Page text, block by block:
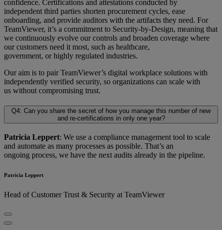
confidence. Certifications and attestations conducted by
independent third parties shorten procurement cycles, ease
onboarding, and provide auditors with the artifacts they need. For
TeamViewer, it’s a commitment to Security-by-Design, meaning that
we continuously evolve our controls and broaden coverage where
our customers need it most, such as healthcare,
government, or highly regulated industries.
Our aim is to pair TeamViewer’s digital workplace solutions with
independently verified security, so organizations can scale with
us without compromising trust.
Q4: Can you share the secret of how you manage this number of new
and re-certifications in only one year?
Patricia Leppert: We use a compliance management tool to scale
and automate as many processes as possible. That’s an
ongoing process, we have the next audits already in the pipeline.
Patricia Leppert
Head of Customer Trust & Security at TeamViewer